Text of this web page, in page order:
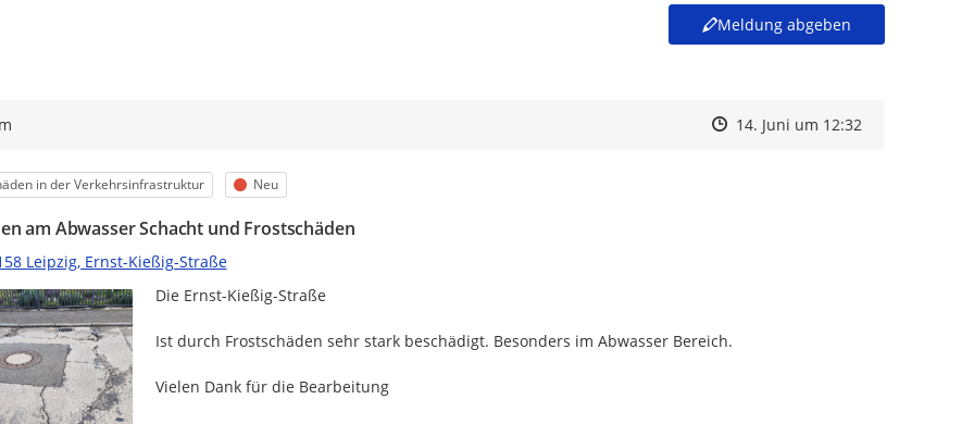
Meldung abgeben
Zeitpunkt des Erstellens
Zeitpunkt des Erstellens
14. Juni um 12:32Zur Äußerung
in der Verkehrsinfrastruktur Status
Neu
am Abwasser Schacht und Frostschäden
Leipzig, Ernst-Kießig-Straße
Die Ernst-Kießig-Straße
Ist durch Frostschäden sehr stark beschädigt. Besonders im Abwasser Bereich.
Vielen Dank für die Bearbeitung